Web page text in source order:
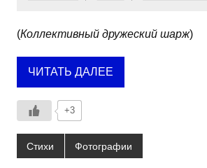
(Коллективный дружеский шарж)
ЧИТАТЬ ДАЛЕЕ
+3
Стихи Фотографии